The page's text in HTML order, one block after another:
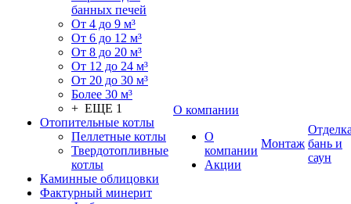
банных печей
От 4 до 9 м³
От 6 до 12 м³
От 8 до 20 м³
От 12 до 24 м³
От 20 до 30 м³
Более 30 м³
+ ЕЩЕ 1
Отопительные котлы
Пеллетные котлы
Твердотопливные
котлы
Каминные облицовки
Фактурный минерит
О компании
О
компании
Акции
Монтаж бань и
саун